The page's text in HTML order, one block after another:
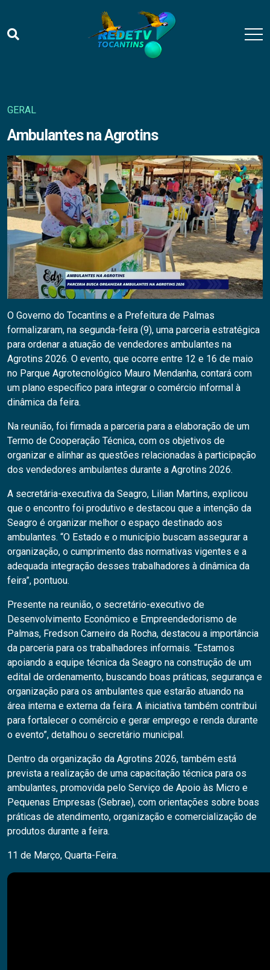
GERAL
Ambulantes na Agrotins
O Governo do Tocantins e a Prefeitura de Palmas
formalizaram, na segunda-feira (9), uma parceria estratégica
para ordenar a atuação de vendedores ambulantes na
Agrotins 2026. O evento, que ocorre entre 12 e 16 de maio
no Parque Agrotecnológico Mauro Mendanha, contará com
um plano específico para integrar o comércio informal à
dinâmica da feira.
Na reunião, foi firmada a parceria para a elaboração de um
Termo de Cooperação Técnica, com os objetivos de
organizar e alinhar as questões relacionadas à participação
dos vendedores ambulantes durante a Agrotins 2026.
A secretária-executiva da Seagro, Lilian Martins, explicou
que o encontro foi produtivo e destacou que a intenção da
Seagro é organizar melhor o espaço destinado aos
ambulantes. “O Estado e o município buscam assegurar a
organização, o cumprimento das normativas vigentes e a
adequada integração desses trabalhadores à dinâmica da
feira”, pontuou.
Presente na reunião, o secretário-executivo de
Desenvolvimento Econômico e Empreendedorismo de
Palmas, Fredson Carneiro da Rocha, destacou a importância
da parceria para os trabalhadores informais. “Estamos
apoiando a equipe técnica da Seagro na construção de um
edital de ordenamento, buscando boas práticas, segurança e
organização para os ambulantes que estarão atuando na
área interna e externa da feira. A iniciativa também contribui
para fortalecer o comércio e gerar emprego e renda durante
o evento”, detalhou o secretário municipal.
Dentro da organização da Agrotins 2026, também está
prevista a realização de uma capacitação técnica para os
ambulantes, promovida pelo Serviço de Apoio às Micro e
Pequenas Empresas (Sebrae), com orientações sobre boas
práticas de atendimento, organização e comercialização de
produtos durante a feira.
11 de Março, Quarta-Feira.